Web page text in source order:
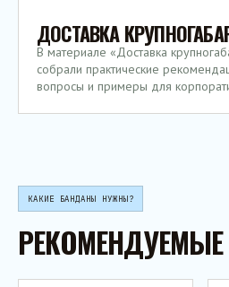
ДОСТАВКА
В материале «Доставка
собрали практические
вопросы и примеры для
КАКИЕ БАНДАНЫ НУЖНЫ?